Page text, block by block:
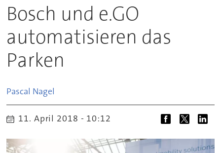
Bosch und e.GO
automatisieren das
Parken
Pascal Nagel
11. April 2018 - 10:12